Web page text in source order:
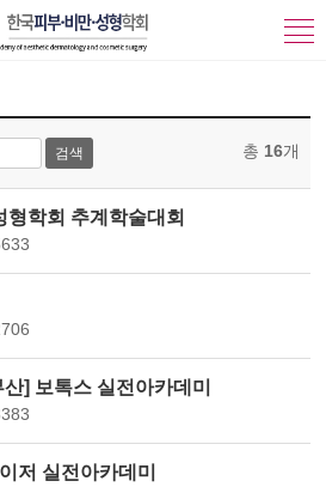
검색 총 16개
학회 추계학술대회
] 보톡스 실전아카데미
저 실전아카데미